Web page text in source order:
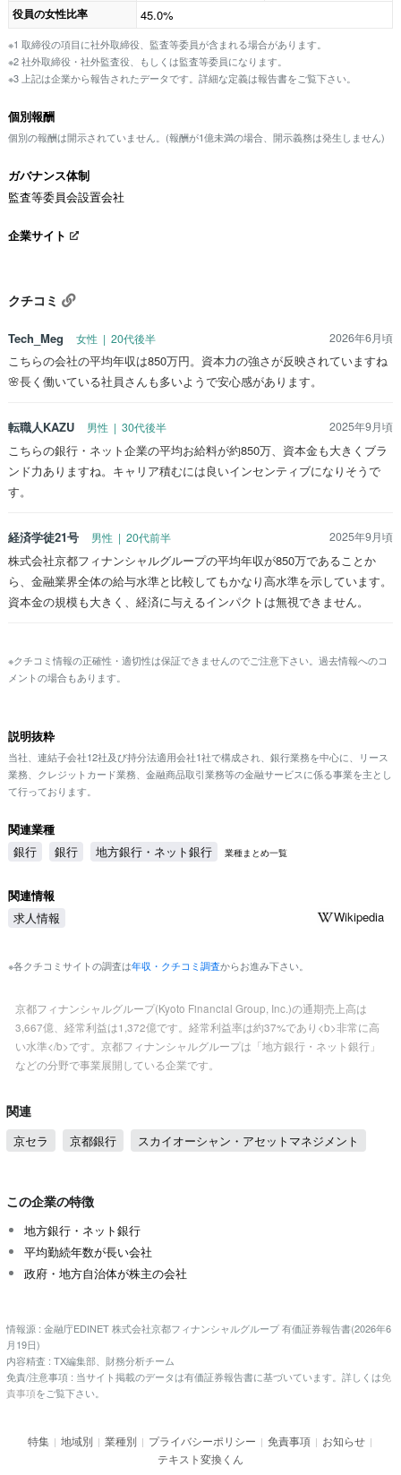
役員の女性比率 45.0%
※1 取締役の項目に社外取締役、監査等委員が含まれる場合があります。
※2 社外取締役・社外監査役、もしくは監査等委員になります。
※3 上記は企業から報告されたデータです。詳細な定義は報告書をご覧下さい。
個別報酬
個別の報酬は開示されていません。(報酬が1億未満の場合、開示義務は発生しません)
ガバナンス体制
監査等委員会設置会社
企業サイト
クチコミ
Tech_Meg 女性 | 20代後半 2026年6月頃
こちらの会社の平均年収は850万円。資本力の強さが反映されていますね
🌸長く働いている社員さんも多いようで安心感があります。
転職人KAZU 男性 | 30代後半 2025年9月頃
こちらの銀行・ネット企業の平均お給料が約850万、資本金も大きくブラ
ンド力ありますね。キャリア積むには良いインセンティブになりそうで
す。
経済学徒21号 男性 | 20代前半 2025年9月頃
株式会社京都フィナンシャルグループの平均年収が850万であることか
ら、金融業界全体の給与水準と比較してもかなり高水準を示しています。
資本金の規模も大きく、経済に与えるインパクトは無視できません。
※クチコミ情報の正確性・適切性は保証できませんのでご注意下さい。過去情報へのコ
メントの場合もあります。
説明抜粋
当社、連結子会社12社及び持分法適用会社1社で構成され、銀行業務を中心に、リース
業務、クレジットカード業務、金融商品取引業務等の金融サービスに係る事業を主とし
て行っております。
関連業種
銀行
銀行 地方銀行・ネット銀行 業種まとめ一覧
関連情報
求人情報
Wikipedia
※各クチコミサイトの調査は年収・クチコミ調査からお進み下さい。
京都フィナンシャルグループ(Kyoto Financial Group, Inc.)の通期売上高は
3,667億、経常利益は1,372億です。経常利益率は約37%であり<b>非常に高
い水準</b>です。京都フィナンシャルグループは「地方銀行・ネット銀行」
などの分野で事業展開している企業です。
関連
京セラ 京都銀行 スカイオーシャン・アセットマネジメント
この企業の特徴
地方銀行・ネット銀行
平均勤続年数が長い会社
政府・地方自治体が株主の会社
情報源 : 金融庁EDINET 株式会社京都フィナンシャルグループ 有価証券報告書(2026年6
月19日)
内容精査 : TX編集部、財務分析チーム
免責/注意事項 : 当サイト掲載のデータは有価証券報告書に基づいています。詳しくは免
責事項をご覧下さい。
特集 | 地域別 | 業種別 | プライバシーポリシー | 免責事項 | お知らせ |
テキスト変換くん